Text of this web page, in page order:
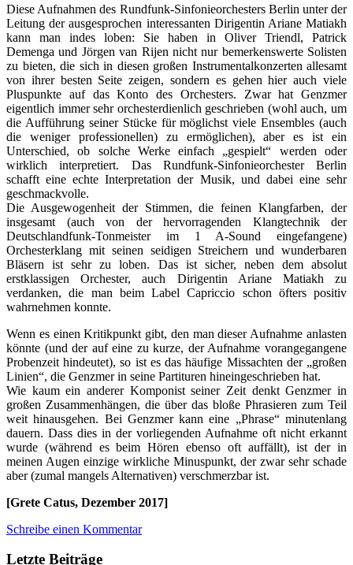
Diese Aufnahmen des Rundfunk-Sinfonieorchesters Berlin unter der
Leitung der ausgesprochen interessanten Dirigentin Ariane Matiakh
kann man indes loben: Sie haben in Oliver Triendl, Patrick
Demenga und Jörgen van Rijen nicht nur bemerkenswerte Solisten
zu bieten, die sich in diesen großen Instrumentalkonzerten allesamt
von ihrer besten Seite zeigen, sondern es gehen hier auch viele
Pluspunkte auf das Konto des Orchesters. Zwar hat Genzmer
eigentlich immer sehr orchesterdienlich geschrieben (wohl auch, um
die Aufführung seiner Stücke für möglichst viele Ensembles (auch
die weniger professionellen) zu ermöglichen), aber es ist ein
Unterschied, ob solche Werke einfach „gespielt“ werden oder
wirklich interpretiert. Das Rundfunk-Sinfonieorchester Berlin
schafft eine echte Interpretation der Musik, und dabei eine sehr
geschmackvolle.
Die Ausgewogenheit der Stimmen, die feinen Klangfarben, der
insgesamt (auch von der hervorragenden Klangtechnik der
Deutschlandfunk-Tonmeister im 1 A-Sound eingefangene)
Orchesterklang mit seinen seidigen Streichern und wunderbaren
Bläsern ist sehr zu loben. Das ist sicher, neben dem absolut
erstklassigen Orchester, auch Dirigentin Ariane Matiakh zu
verdanken, die man beim Label Capriccio schon öfters positiv
wahrnehmen konnte.
Wenn es einen Kritikpunkt gibt, den man dieser Aufnahme anlasten
könnte (und der auf eine zu kurze, der Aufnahme vorangegangene
Probenzeit hindeutet), so ist es das häufige Missachten der „großen
Linien“, die Genzmer in seine Partituren hineingeschrieben hat.
Wie kaum ein anderer Komponist seiner Zeit denkt Genzmer in
großen Zusammenhängen, die über das bloße Phrasieren zum Teil
weit hinausgehen. Bei Genzmer kann eine „Phrase“ minutenlang
dauern. Dass dies in der vorliegenden Aufnahme oft nicht erkannt
wurde (während es beim Hören ebenso oft auffällt), ist der in
meinen Augen einzige wirkliche Minuspunkt, der zwar sehr schade
aber (zumal mangels Alternativen) verschmerzbar ist.
[Grete Catus, Dezember 2017]
Schreibe einen Kommentar
Letzte Beiträge